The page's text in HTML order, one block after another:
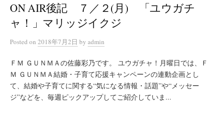
ON AIR後記 ７／２(月) 「ユウガチ
ャ！」マリッジイクジ
Posted on 2018年7月2日 by admin
ＦＭ ＧＵＮＭＡの佐藤彩乃です。 ユウガチャ！月曜日では、Ｆ
Ｍ ＧＵＮＭＡ結婚・子育て応援キャンペーンの連動企画とし
て、結婚や子育てに関する“気になる情報・話題”や“メッセー
ジ”などを、毎週ピックアップしてご紹介していま...